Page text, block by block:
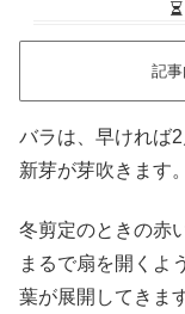
記事
バラは、早ければ
新芽が芽吹きます。
冬剪定のときの赤
まるで扇を開くよ
葉が展開してきま